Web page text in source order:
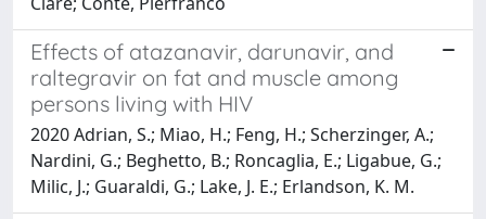
Effects of atazanavir, darunavir, and
raltegravir on fat and muscle among
persons living with HIV
2020 Adrian, S.; Miao, H.; Feng, H.; Scherzinger, A.;
Nardini, G.; Beghetto, B.; Roncaglia, E.; Ligabue, G.;
Milic, J.; Guaraldi, G.; Lake, J. E.; Erlandson, K. M.